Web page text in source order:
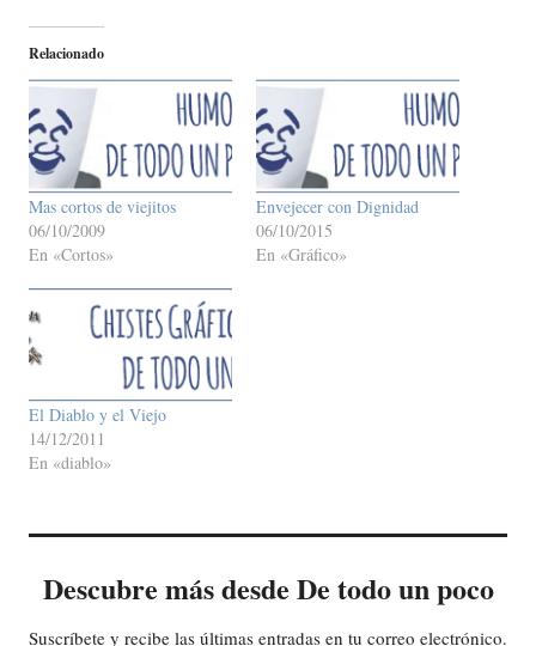
Relacionado
Mas cortos de viejitos
06/10/2009
En «Cortos»
Envejecer con Dignidad
06/10/2015
En «Gráfico»
El Diablo y el Viejo
14/12/2011
En «diablo»
Descubre más desde De todo un poco
Suscríbete y recibe las últimas entradas en tu correo electrónico.